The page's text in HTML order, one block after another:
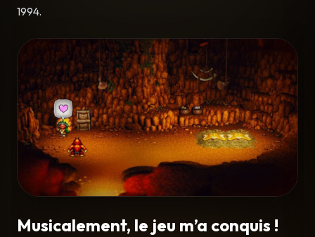
1994.
Musicalement, le jeu m’a conquis !